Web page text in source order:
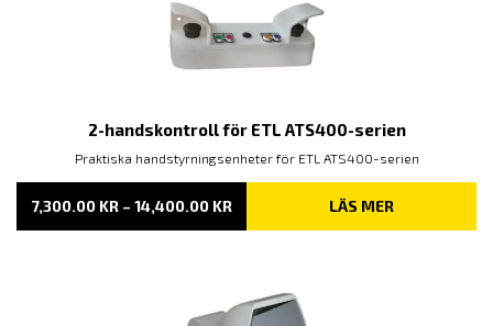
2-handskontroll för ETL ATS400-serien
Praktiska handstyrningsenheter för ETL ATS400-serien
7,300.00 KR – 14,400.00 KRPRISINTERVALL:
TILL
LÄS MER